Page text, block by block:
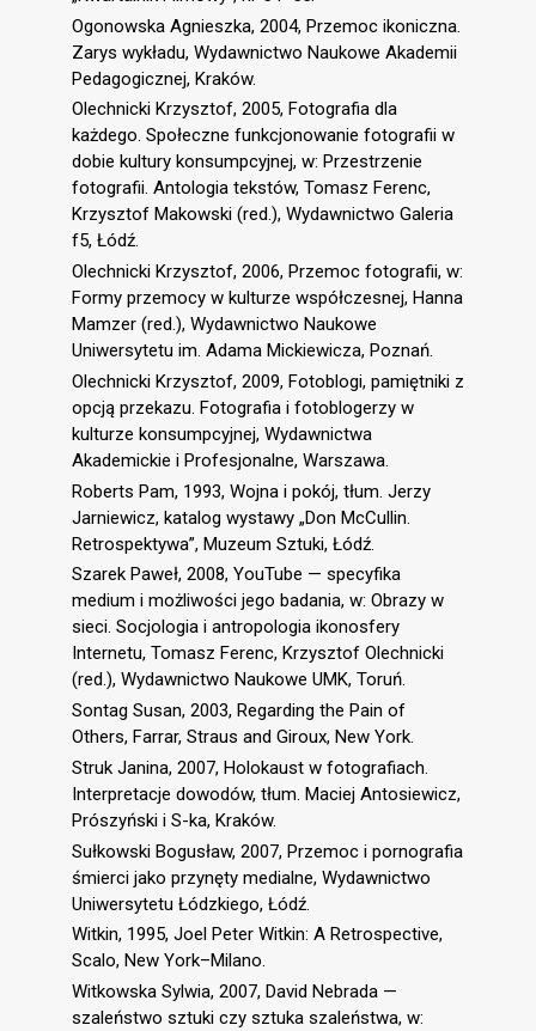
Ogonowska Agnieszka, 2004, Przemoc ikoniczna.
Zarys wykładu, Wydawnictwo Naukowe Akademii
Pedagogicznej, Kraków.
Olechnicki Krzysztof, 2005, Fotografia dla
każdego. Społeczne funkcjonowanie fotografii w
dobie kultury konsumpcyjnej, w: Przestrzenie
fotografii. Antologia tekstów, Tomasz Ferenc,
Krzysztof Makowski (red.), Wydawnictwo Galeria
f5, Łódź.
Olechnicki Krzysztof, 2006, Przemoc fotografii, w:
Formy przemocy w kulturze współczesnej, Hanna
Mamzer (red.), Wydawnictwo Naukowe
Uniwersytetu im. Adama Mickiewicza, Poznań.
Olechnicki Krzysztof, 2009, Fotoblogi, pamiętniki z
opcją przekazu. Fotografia i fotoblogerzy w
kulturze konsumpcyjnej, Wydawnictwa
Akademickie i Profesjonalne, Warszawa.
Roberts Pam, 1993, Wojna i pokój, tłum. Jerzy
Jarniewicz, katalog wystawy „Don McCullin.
Retrospektywa”, Muzeum Sztuki, Łódź.
Szarek Paweł, 2008, YouTube — specyfika
medium i możliwości jego badania, w: Obrazy w
sieci. Socjologia i antropologia ikonosfery
Internetu, Tomasz Ferenc, Krzysztof Olechnicki
(red.), Wydawnictwo Naukowe UMK, Toruń.
Sontag Susan, 2003, Regarding the Pain of
Others, Farrar, Straus and Giroux, New York.
Struk Janina, 2007, Holokaust w fotografiach.
Interpretacje dowodów, tłum. Maciej Antosiewicz,
Prószyński i S-ka, Kraków.
Sułkowski Bogusław, 2007, Przemoc i pornografia
śmierci jako przynęty medialne, Wydawnictwo
Uniwersytetu Łódzkiego, Łódź.
Witkin, 1995, Joel Peter Witkin: A Retrospective,
Scalo, New York–Milano.
Witkowska Sylwia, 2007, David Nebrada —
szaleństwo sztuki czy sztuka szaleństwa, w: